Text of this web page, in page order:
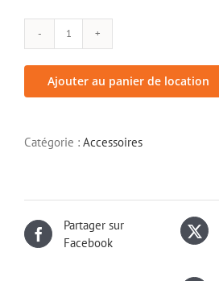
quantité
Cotton
gratté
Ajouter au panier de location
Catégorie : Accessoires
Partager sur
Facebook